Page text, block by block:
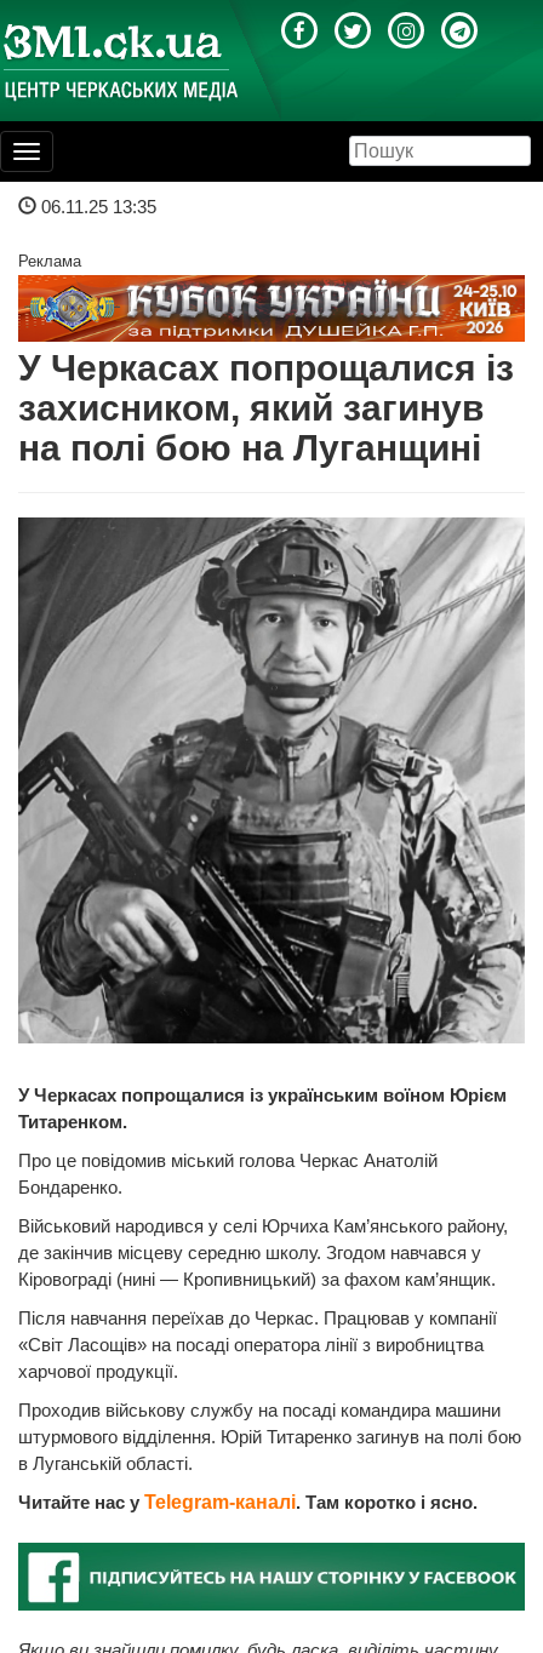
Toggle
navigation
06.11.25 13:35
Реклама
У Черкасах попрощалися із
захисником, який загинув
на полі бою на Луганщині
У Черкасах попрощалися із українським воїном Юрієм
Титаренком.
Про це повідомив міський голова Черкас Анатолій
Бондаренко.
Військовий народився у селі Юрчиха Кам’янського району,
де закінчив місцеву середню школу. Згодом навчався у
Кіровограді (нині — Кропивницький) за фахом кам’янщик.
Після навчання переїхав до Черкас. Працював у компанії
«Світ Ласощів» на посаді оператора лінії з виробництва
харчової продукції.
Проходив військову службу на посаді командира машини
штурмового відділення. Юрій Титаренко загинув на полі бою
в Луганській області.
Читайте нас у Telegram-каналі. Там коротко і ясно.